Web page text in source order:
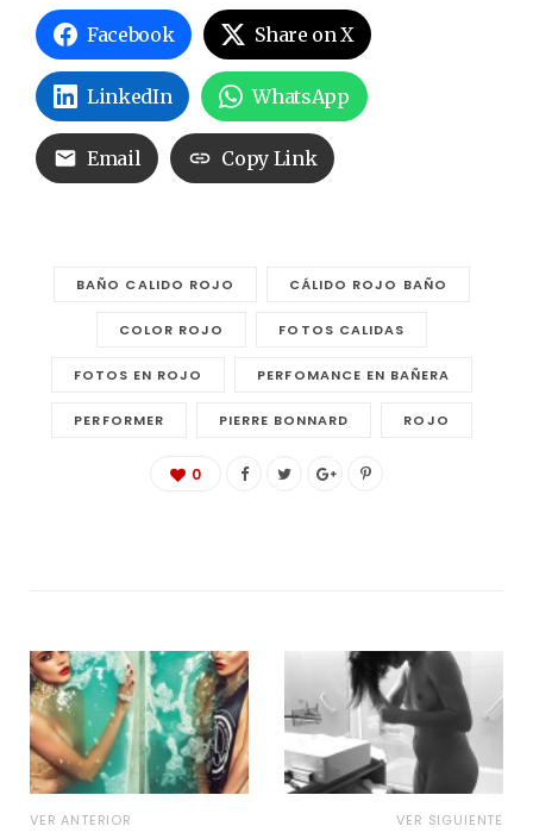
Facebook Share on X
LinkedIn WhatsApp
Email Copy Link
BAÑO CALIDO ROJO CÁLIDO ROJO BAÑO
COLOR ROJO FOTOS CALIDAS
FOTOS EN ROJO PERFOMANCE EN BAÑERA
PERFORMER PIERRE BONNARD ROJO
0
VER ANTERIOR VER SIGUIENTE